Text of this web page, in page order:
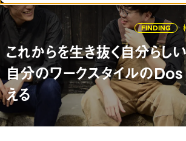
FINDING
これからを生き抜く自分らし
自分のワークスタイルの
える